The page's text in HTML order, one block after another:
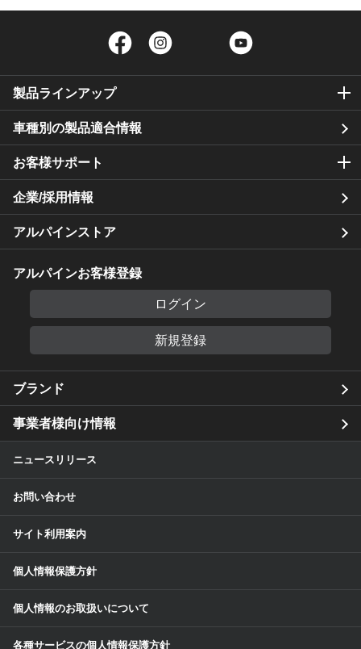
Facebook Twitter
製品ラインアップ
車種別の製品適合情報
お客様サポート
企業/採用情報
アルパインストア
アルパインお客様登録
ログイン
新規登録
ブランド
事業者様向け情報
ニュースリリース
お問い合わせ
サイト利用案内
個人情報保護方針
個人情報のお取扱いについて
各種サービスの個人情報保護方針